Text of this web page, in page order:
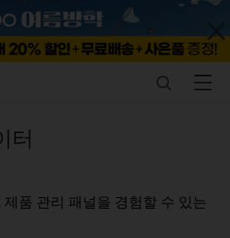
SearchMenu
터
품 관리 패널을 경험할 수 있는